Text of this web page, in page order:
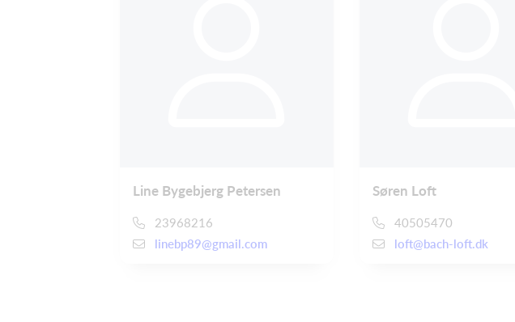
Line Bygebjerg Petersen
23968216
linebp89@gmail.com
Søren Loft
40505470
loft@bach-loft.dk